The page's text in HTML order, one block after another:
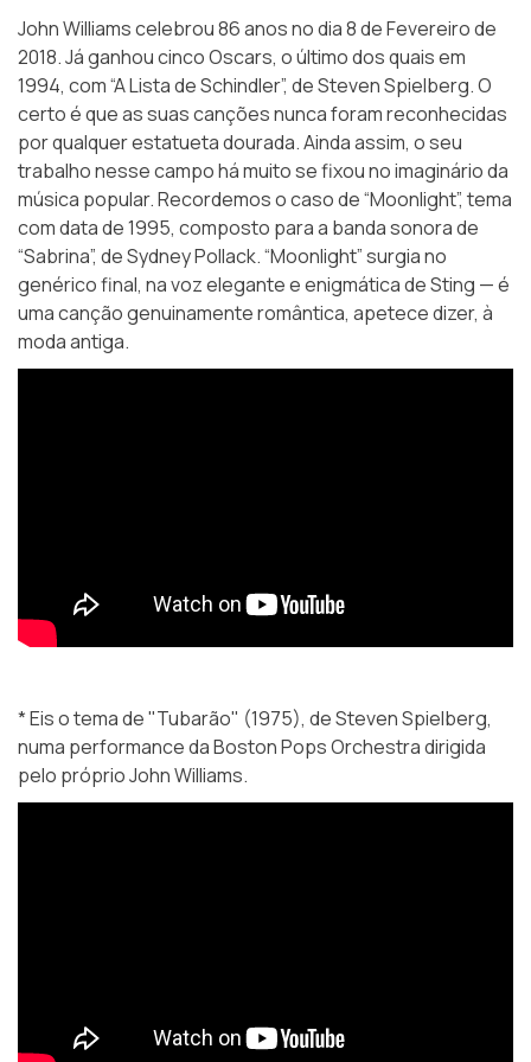
John Williams celebrou 86 anos no dia 8 de Fevereiro de
2018. Já ganhou cinco Oscars, o último dos quais em
1994, com “A Lista de Schindler”, de Steven Spielberg. O
certo é que as suas canções nunca foram reconhecidas
por qualquer estatueta dourada. Ainda assim, o seu
trabalho nesse campo há muito se fixou no imaginário da
música popular. Recordemos o caso de “Moonlight”, tema
com data de 1995, composto para a banda sonora de
“Sabrina”, de Sydney Pollack. “Moonlight” surgia no
genérico final, na voz elegante e enigmática de Sting — é
uma canção genuinamente romântica, apetece dizer, à
moda antiga.
* Eis o tema de "Tubarão" (1975), de Steven Spielberg,
numa performance da Boston Pops Orchestra dirigida
pelo próprio John Williams.